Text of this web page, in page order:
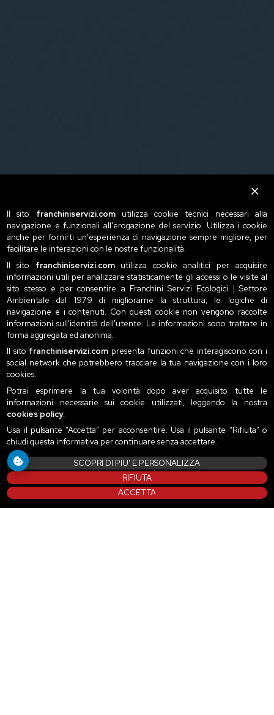
Il sito franchiniservizi.comutilizza cookie tecnici necessari alla
navigazione e funzionali all'erogazione del servizio. Utilizza i cookie
anche per fornirti un'esperienza di navigazione sempre migliore, per
facilitare le interazioni con le nostre funzionalità.
Il sito franchiniservizi.comutilizza cookie analitici per acquisire
informazioni utili per analizzare statisticamente gli accessi o le visite al
sito stesso e per consentire a Franchini Servizi Ecologici | Settore
Ambientale dal 1979 di migliorarne la struttura, le logiche di
navigazione e i contenuti. Con questi cookie non vengono raccolte
informazioni sull'identità dell'utente. Le informazioni sono trattate in
forma aggregata ed anonima.
Il sito franchiniservizi.com presenta funzioni che interagiscono con i
social network che potrebbero tracciare la tua navigazione con i loro
cookies.
Potrai esprimere la tua volontà dopo aver acquisito tutte le
informazioni necessarie sui cookie utilizzati, leggendo la nostra
cookies policy.
Usa il pulsante “Accetta” per acconsentire. Usa il pulsante “Rifiuta” o
chiudi questa informativa per continuare senza accettare.
SCOPRI DI PIU' E PERSONALIZZA
RIFIUTA
ACCETTA